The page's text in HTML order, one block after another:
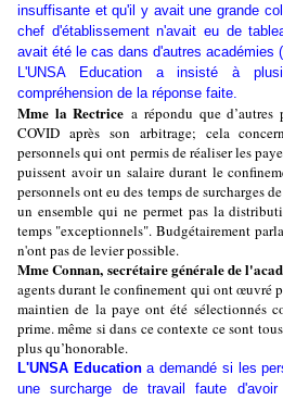
insuffisante et qu'il y avait une grande
chef d'établissement n'avait eu de
avait été le cas dans d'autres académies
L'UNSA Education a insisté à
compréhension de la réponse faite.
Mme la Rectrice a répondu que
COVID après son arbitrage; cela
personnels qui ont permis de réaliser les
puissent avoir un salaire durant le
personnels ont eu des temps de surcharges
un ensemble qui ne permet pas la
temps "exceptionnels". Budgétairement
n'ont pas de levier possible.
Mme Connan, secrétaire générale de
agents durant le confinement qui ont œuvré
maintien de la paye ont été sélectionnés
prime. même si dans ce contexte ce sont
plus qu’honorable.
L'UNSA Education a demandé si les
une surcharge de travail faute